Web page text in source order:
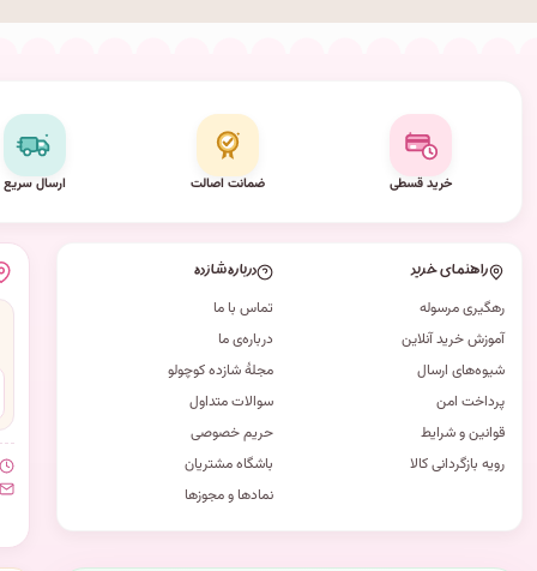
خرید قسطی ضمانت اصالت ارسال سریع
راهنمای خرید
رهگیری مرسوله
آموزش خرید آنلاین
شیوه‌های ارسال
پرداخت امن
قوانین و شرایط
رویه بازگردانی کالا
درباره شازده
تماس با ما
درباره‌ی ما
مجلهٔ شازده کوچولو
سوالات متداول
حریم خصوصی
باشگاه مشتریان
نمادها و مجوزها